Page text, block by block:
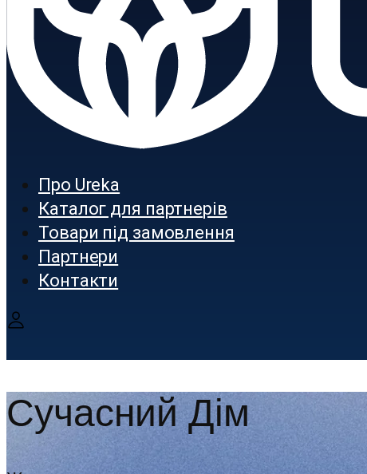
Про Ureka
Каталог для партнерів
Товари під замовлення
Партнери
Контакти
Сучасний Дім